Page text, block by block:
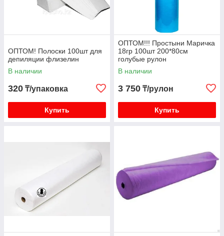
ОПТОМ! Полоски 100шт для
депиляции флизелин
В наличии
320 ₸/упаковка
Купить
ОПТОМ!!! Простыни Маричка
18гр 100шт 200*80см
голубые рулон
В наличии
3 750 ₸/рулон
Купить